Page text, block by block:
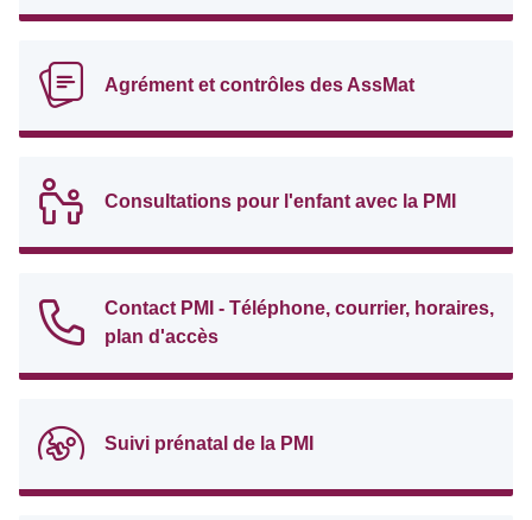
Agrément et contrôles des AssMat
Consultations pour l'enfant avec la PMI
Contact PMI - Téléphone, courrier, horaires,
plan d'accès
Suivi prénatal de la PMI